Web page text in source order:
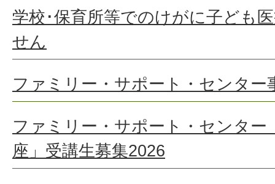
学校･保育所等でのけがに子ども
せん
ファミリー・サポート・センター
ファミリー・サポート・センター
座」受講生募集2026